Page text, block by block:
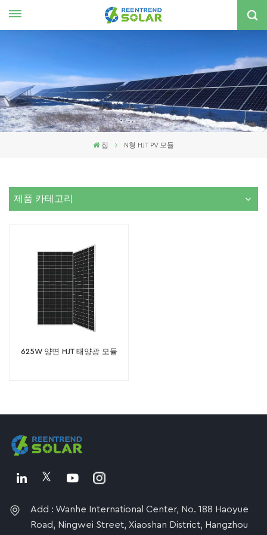
국의
집 N형 HJT PV 모듈
제품 카테고리
625W 양면 HJT 태양광 모듈
Add : Wanhe International Center, No. 188 Haoyue
Road, Ningwei Street, Xiaoshan District, Hangzhou